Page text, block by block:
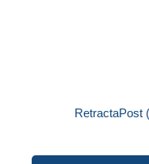
RetractaPost